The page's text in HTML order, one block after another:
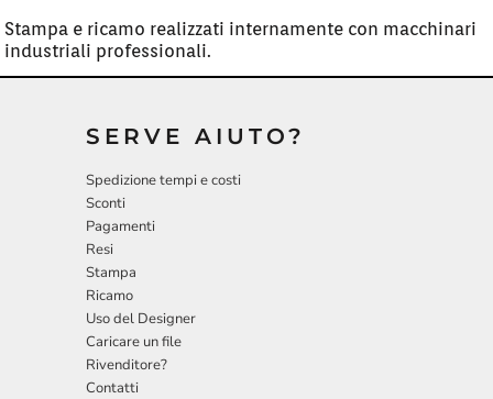
Stampa e ricamo realizzati internamente con macchinari
industriali professionali.
SERVE AIUTO?
Spedizione tempi e costi
Sconti
Pagamenti
Resi
Stampa
Ricamo
Uso del Designer
Caricare un file
Rivenditore?
Contatti